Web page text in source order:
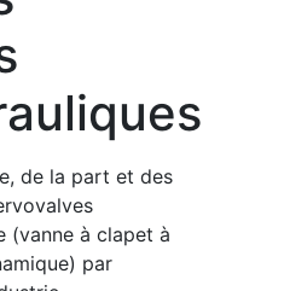
de la part et des
(vanne à clapet à
par